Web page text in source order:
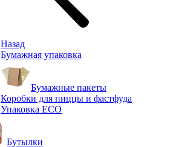
Назад
Бумажная упаковка
Бумажные пакеты
Коробки для пиццы и фастфуда
Упаковка ECO
Бутылки